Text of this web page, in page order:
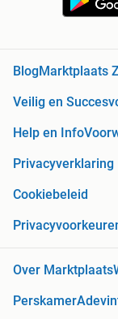
BlogMarktplaats
Veilig en
Help en Info
Privacyverklaring
Cookiebeleid
Over Marktplaats
Perskamer